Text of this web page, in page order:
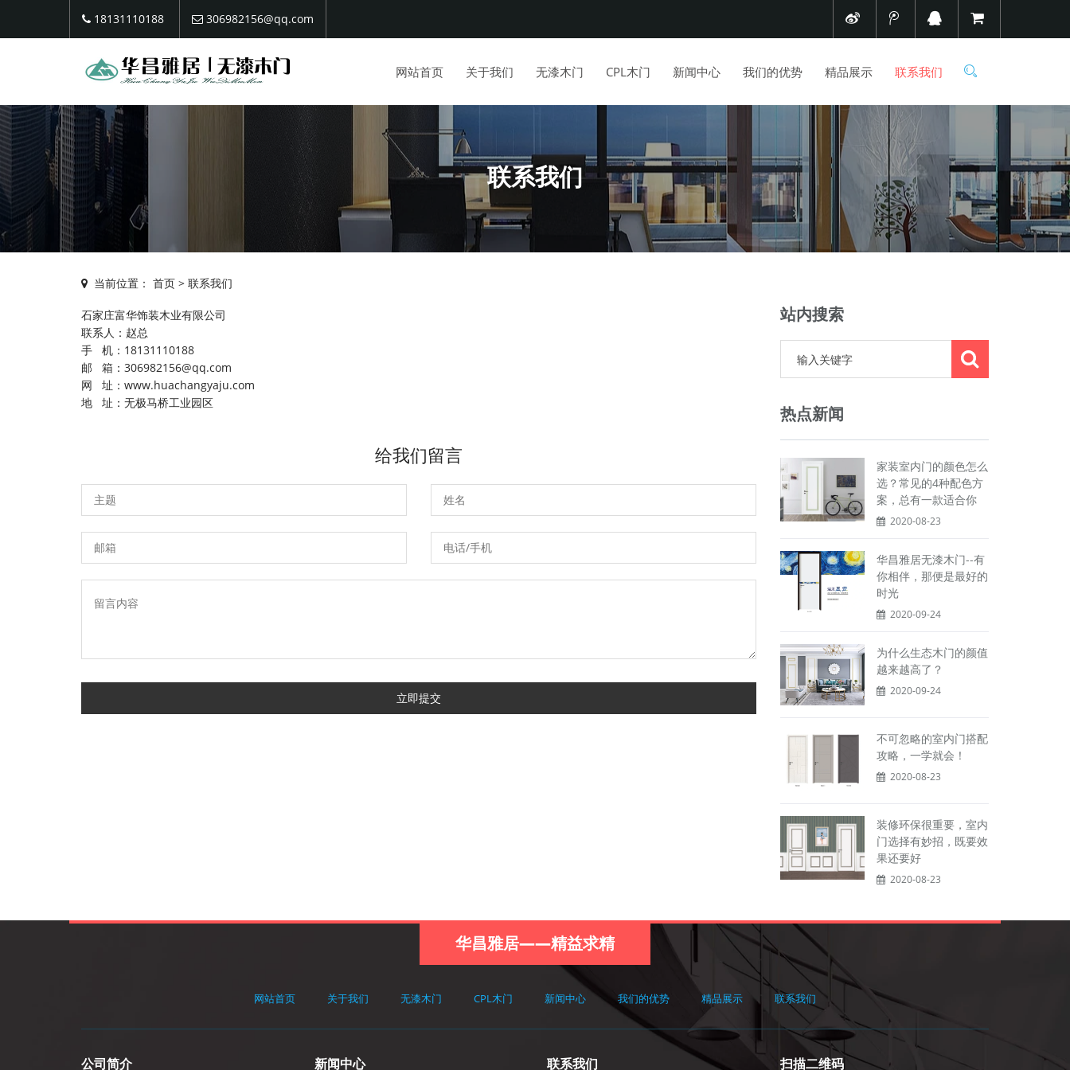
18131110188 306982156@qq.com
网站首页 关于我们 无漆木门 CPL木门 新闻中心 我们的优势 精品展示 联系我们
联系我们
当前位置： 首页 > 联系我们
石家庄富华饰装木业有限公司
联系人：赵总
手 机：18131110188
邮 箱：306982156@qq.com
网 址：www.huachangyaju.com
地 址：无极马桥工业园区
给我们留言
立即提交
站内搜索
热点新闻
家装室内门的颜色怎么
选？常见的4种配色方
案，总有一款适合你
2020-08-23
华昌雅居无漆木门--有
你相伴，那便是最好的
时光
2020-09-24
为什么生态木门的颜值
越来越高了？
2020-09-24
不可忽略的室内门搭配
攻略，一学就会！
2020-08-23
装修环保很重要，室内
门选择有妙招，既要效
果还要好
2020-08-23
华昌雅居——精益求精
网站首页 关于我们 无漆木门 CPL木门 新闻中心 我们的优势 精品展示 联系我们
公司简介 新闻中心 联系我们 扫描二维码